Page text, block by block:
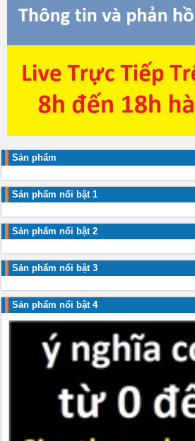
Sản phẩm
Sản phẩm nổi bật 1
Sản phẩm nổi bật 2
Sản phẩm nổi bật 3
Sản phẩm nổi bật 4